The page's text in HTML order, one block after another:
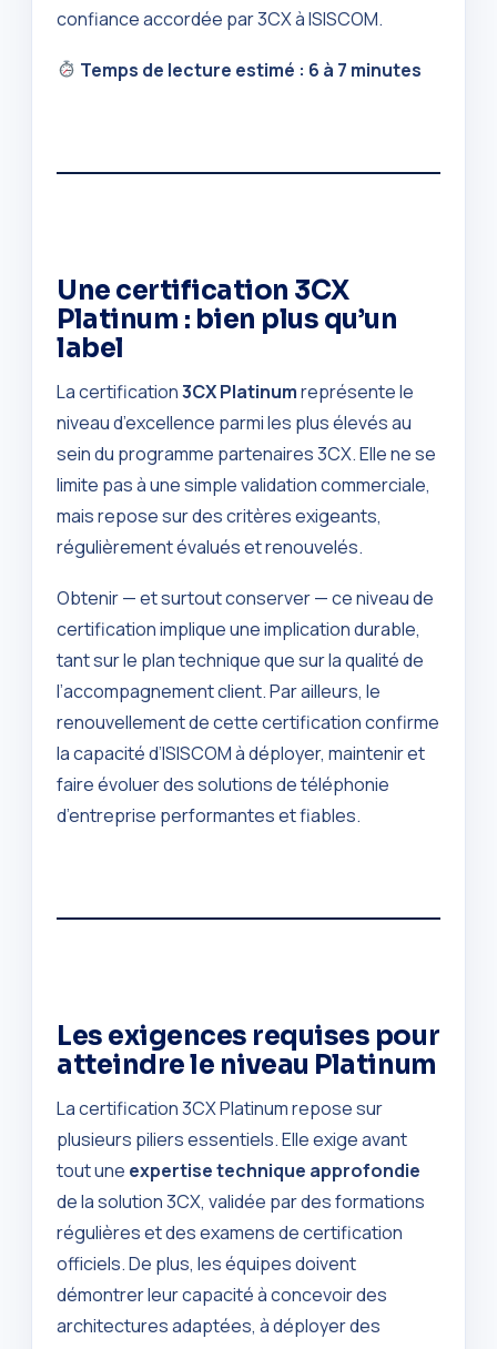
confiance accordée par 3CX à ISISCOM.
Temps de lecture estimé : 6 à 7 minutes
Une certification 3CX
Platinum : bien plus qu’un
label
La certification3CX Platinumreprésente le
niveau d’excellence parmi les plus élevés au
sein du programme partenaires 3CX. Elle ne se
limite pas à une simple validation commerciale,
mais repose sur des critères exigeants,
régulièrement évalués et renouvelés.
Obtenir — et surtout conserver — ce niveau de
certification implique une implication durable,
tant sur le plan technique que sur la qualité de
l’accompagnement client. Par ailleurs, le
renouvellement de cette certification confirme
la capacité d’ISISCOM à déployer, maintenir et
faire évoluer des solutions de téléphonie
d’entreprise performantes et fiables.
Les exigences requises pour
atteindre le niveau Platinum
La certification 3CX Platinum repose sur
plusieurs piliers essentiels. Elle exige avant
tout une expertise technique approfondie
de la solution 3CX, validée par des formations
régulières et des examens de certification
officiels. De plus, les équipes doivent
démontrer leur capacité à concevoir des
architectures adaptées, à déployer des